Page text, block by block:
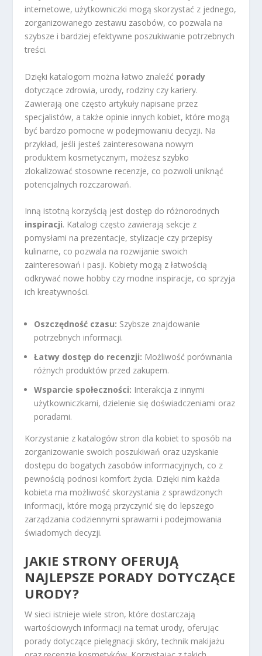
internetowe, użytkowniczki mogą skorzystać z jednego,
zorganizowanego zestawu zasobów, co pozwala na
szybsze i bardziej efektywne poszukiwanie potrzebnych
treści.
Dzięki katalogom można łatwo znaleźć porady
dotyczące zdrowia, urody, rodziny czy kariery.
Zawierają one często artykuły napisane przez
specjalistów, a także opinie innych kobiet, które mogą
być bardzo pomocne w podejmowaniu decyzji. Na
przykład, jeśli jesteś zainteresowana nowym
produktem kosmetycznym, możesz szybko
zlokalizować stosowne recenzje, co pozwoli uniknąć
potencjalnych rozczarowań.
Inną istotną korzyścią jest dostęp do różnorodnych
inspiracji. Katalogi często zawierają sekcje z
pomysłami na prezentacje, stylizacje czy przepisy
kulinarne, co pozwala na rozwijanie swoich
zainteresowań i pasji. Kobiety mogą z łatwością
odkrywać nowe hobby czy modne inspiracje, co sprzyja
ich kreatywności.
Oszczędność czasu: Szybsze znajdowanie
potrzebnych informacji.
Łatwy dostęp do recenzji: Możliwość porównania
różnych produktów przed zakupem.
Wsparcie społeczności: Interakcja z innymi
użytkowniczkami, dzielenie się doświadczeniami oraz
poradami.
Korzystanie z katalogów stron dla kobiet to sposób na
zorganizowanie swoich poszukiwań oraz uzyskanie
dostępu do bogatych zasobów informacyjnych, co z
pewnością podnosi komfort życia. Dzięki nim każda
kobieta ma możliwość skorzystania z sprawdzonych
informacji, które mogą przyczynić się do lepszego
zarządzania codziennymi sprawami i podejmowania
świadomych decyzji.
JAKIE STRONY OFERUJĄ
NAJLEPSZE PORADY DOTYCZĄCE
URODY?
W sieci istnieje wiele stron, które dostarczają
wartościowych informacji na temat urody, oferując
porady dotyczące pielęgnacji skóry, technik makijażu